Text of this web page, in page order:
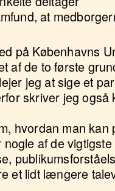
at
på Københavns
af de to første
jeg at sige et
skriver jeg også
hvordan man
af de
et lidt længere